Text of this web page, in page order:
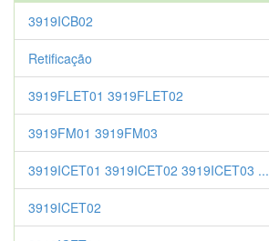
3919ICB02
Retificação
3919FLET01 3919FLET02
3919FM01 3919FM03
3919ICET01 3919ICET02 3919ICET03 ...
3919ICET02